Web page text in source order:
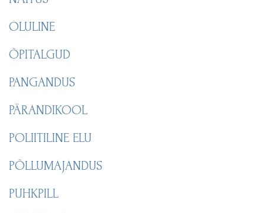
OLULINE
ÕPITALGUD
PANGANDUS
PÄRANDIKOOL
POLIITILINE ELU
PÕLLUMAJANDUS
PUHKPILL